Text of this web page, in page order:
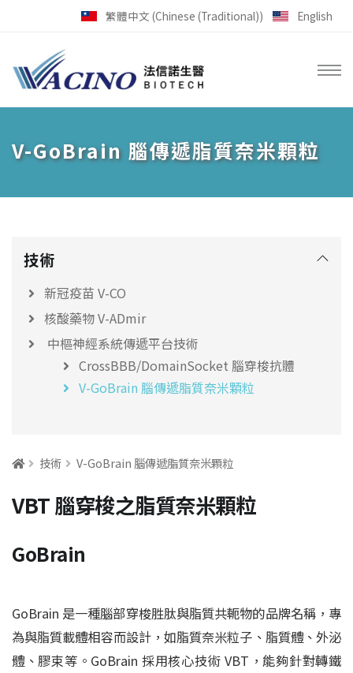
繁體中文 (Chinese (Traditional)) English
V-GoBrain 腦傳遞脂質奈米顆粒
技術
新冠疫苗 V-CO
核酸藥物 V-ADmir
中樞神經系統傳遞平台技術
CrossBBB/DomainSocket 腦穿梭抗體
V-GoBrain 腦傳遞脂質奈米顆粒
技術 V-GoBrain 腦傳遞脂質奈米顆粒
VBT 腦穿梭之脂質奈米顆粒
GoBrain
GoBrain 是一種腦部穿梭胜肽與脂質共軛物的品牌名稱，專
為與脂質載體相容而設計，如脂質奈米粒子、脂質體、外泌
體、膠束等。GoBrain 採用核心技術 VBT，能夠針對轉鐵